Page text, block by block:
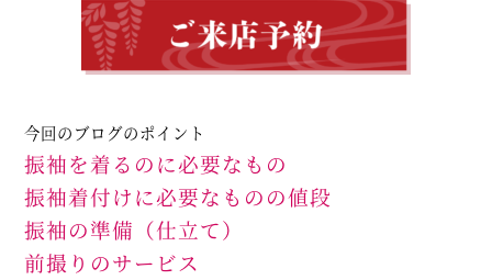
今回のブログのポイント
振袖を着るのに必要なもの
振袖着付けに必要なものの値段
振袖の準備（仕立て）
前撮りのサービス